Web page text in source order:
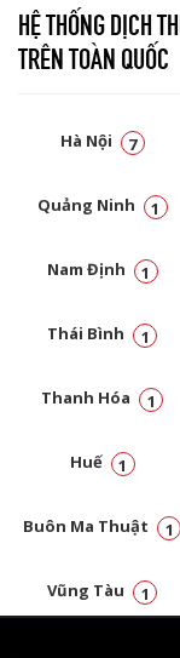
HỆ THỐNG DỊCH
TRÊN TOÀN QUỐC
Hà Nội 7
Quảng Ninh 1
Nam Định 1
Thái Bình 1
Thanh Hóa 1
Huế 1
Buôn Ma Thuật 1
Vũng Tàu 1